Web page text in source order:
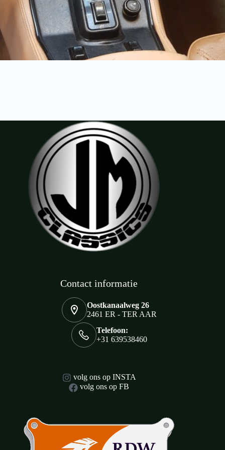
Contact informatie
Oostkanaalweg 26
2461 ER - TER AAR
Telefoon:
+31 639538460
volg ons op INSTA
volg ons op FB